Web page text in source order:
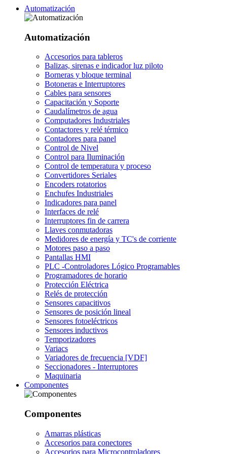
Automatización
Automatización
Accesorios para tableros
Balizas, sirenas e indicador luz piloto
Borneras y bloque terminal
Botoneras e Interruptores
Cables para sensores
Capacitación y Soporte
Caudalímetros de agua
Computadores Industriales
Contactores y relé térmico
Contadores para panel
Control de Nivel
Control para Iluminación
Control de temperatura y proceso
Convertidores Seriales
Encoders rotatorios
Enchufes Industriales
Indicadores para panel
Interfaces de relé
Interruptores fin de carrera
Llaves conmutadoras
Medidores de energía y TC's de corriente
Motores paso a paso
Pantallas HMI
PLC -Controladores Lógico Programables
Programadores de horario
Protección Eléctrica
Relés de protección
Sensores capacitivos
Sensores de posición lineal
Sensores fotoeléctricos
Sensores inductivos
Temporizadores
Variacs
Variadores de frecuencia [VDF]
Seccionadores - Interruptores
Maquinaria
Componentes
Componentes
Amarras plásticas
Accesorios para conectores
Accesorios para Microcontroladores